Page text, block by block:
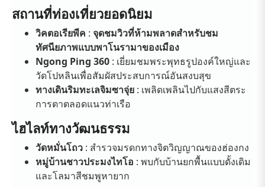
สถานที่ท่องเที่ยวยอดนิยม
วิคตอเรียพีค : จุดชมวิวที่ห้ามพลาดสำหรับชม
ทัศนียภาพแบบพาโนรามาของเมือง
Ngong Ping 360 : เยี่ยมชมพระพุทธรูปองค์ใหญ่และ
วัดโปหลินเพื่อสัมผัสประสบการณ์อันสงบสุข
ทางเดินริมทะเลจิมซาจุ่ย : เพลิดเพลินไปกับแสงสีตระ
การตาตลอดแนวท่าเรือ
ไฮไลท์ทางวัฒนธรรม
วัดหมั่นโถว : สำรวจมรดกทางจิตวิญญาณของฮ่องกง
หมู่บ้านชาวประมงไทโอ : พบกับบ้านยกพื้นแบบดั้งเดิม
และโลมาสีชมพูหายาก